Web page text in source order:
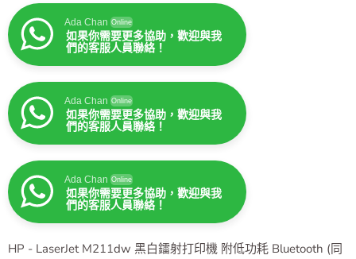
Ada Chan Online
如果你需要更多協助，歡迎與我
們的客服人員聯絡！
Ada Chan Online
如果你需要更多協助，歡迎與我
們的客服人員聯絡！
Ada Chan Online
如果你需要更多協助，歡迎與我
們的客服人員聯絡！
HP - LaserJet M211dw 黑白鐳射打印機 附低功耗 Bluetooth (同